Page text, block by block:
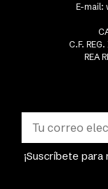
¡Suscríbete
E-mail:
C.F.
REA